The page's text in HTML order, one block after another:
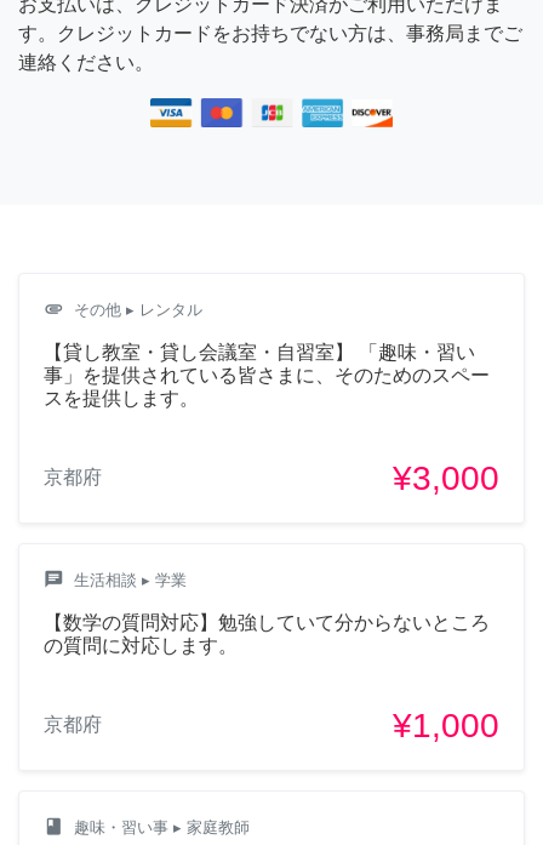
す。クレジットカードをお持ちでない方は、事務局までご
連絡ください。
attachment その他 ▸ レンタル
【貸し教室・貸し会議室・自習室】 「趣味・習い
事」を提供されている皆さまに、そのためのスペー
スを提供します。
京都府 ¥3,000
chat 生活相談 ▸ 学業
【数学の質問対応】勉強していて分からないところ
の質問に対応します。
京都府 ¥1,000
class 趣味・習い事 ▸ 家庭教師